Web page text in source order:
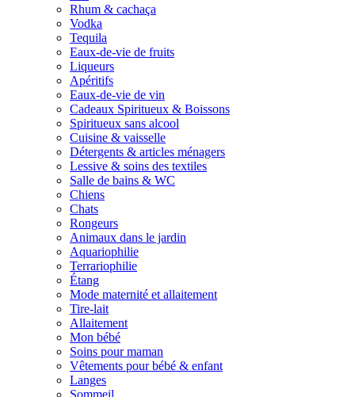
Rhum & cachaça
Vodka
Tequila
Eaux-de-vie de fruits
Liqueurs
Apéritifs
Eaux-de-vie de vin
Cadeaux Spiritueux & Boissons
Spiritueux sans alcool
Cuisine & vaisselle
Détergents & articles ménagers
Lessive & soins des textiles
Salle de bains & WC
Chiens
Chats
Rongeurs
Animaux dans le jardin
Aquariophilie
Terrariophilie
Étang
Mode maternité et allaitement
Tire-lait
Allaitement
Mon bébé
Soins pour maman
Vêtements pour bébé & enfant
Langes
Sommeil